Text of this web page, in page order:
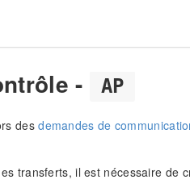
- AP
desdemandes de
transferts, il est nécessaire de